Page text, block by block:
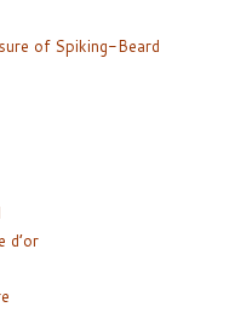
of Spiking-Beard
d’or